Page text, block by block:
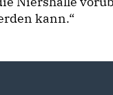
kann.“